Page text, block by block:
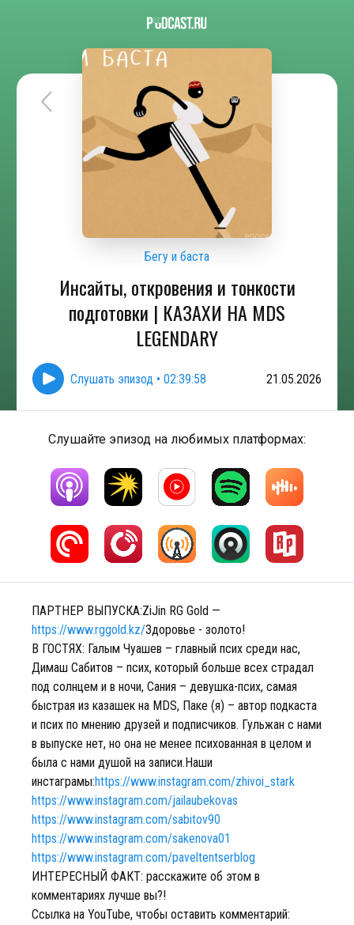
Бегу и баста
Инсайты, откровения и тонкости
подготовки | КАЗАХИ НА MDS
LEGENDARY
Слушать эпизод • 02:39:58 21.05.2026
Слушайте эпизод на любимых платформах:
ПАРТНЕР ВЫПУСКА:ZiJin RG Gold —
https://www.rggold.kz/Здоровье - золото!
В ГОСТЯХ: Галым Чуашев – главный псих среди нас,
Димаш Сабитов – псих, который больше всех страдал
под солнцем и в ночи, Сания – девушка-псих, самая
быстрая из казашек на MDS, Паке (я) – автор подкаста
и псих по мнению друзей и подписчиков. Гульжан с нами
в выпуске нет, но она не менее психованная в целом и
была с нами душой на записи.Наши
инстаграмы:https://www.instagram.com/zhivoi_stark
https://www.instagram.com/jailaubekovas
https://www.instagram.com/sabitov90
https://www.instagram.com/sakenova01
https://www.instagram.com/paveltentserblog
ИНТЕРЕСНЫЙ ФАКТ: расскажите об этом в
комментариях лучше вы?!
Ссылка на YouTube, чтобы оставить комментарий: